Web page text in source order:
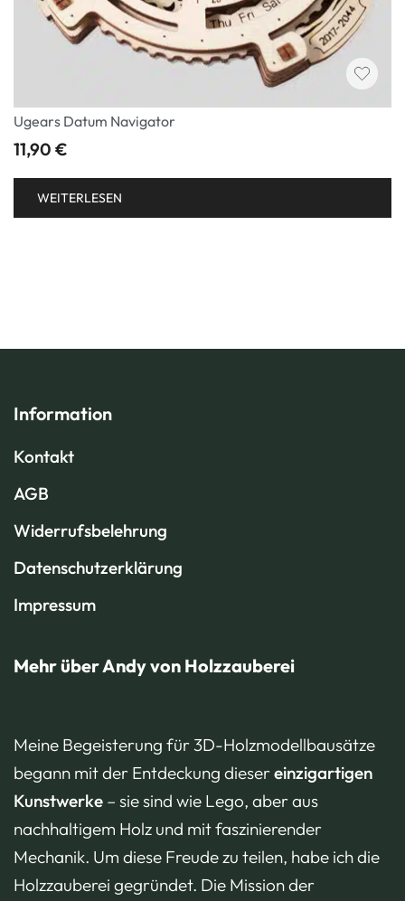
Ugears Datum Navigator
11,90 €
WEITERLESEN
Information
Kontakt
AGB
Widerrufsbelehrung
Datenschutzerklärung
Impressum
Mehr über Andy von Holzzauberei
Meine Begeisterung für 3D-Holzmodellbausätze
begann mit der Entdeckung diesereinzigartigen
Kunstwerke – sie sind wie Lego, aber aus
nachhaltigem Holz und mit faszinierender
Mechanik. Um diese Freude zu teilen, habe ich die
Holzzauberei gegründet. Die Mission der